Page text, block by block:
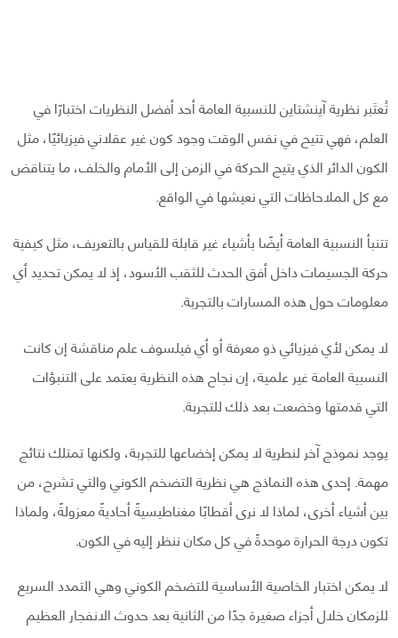
تُعتَبر نظرية آينشتاين للنسبية العامة أحد أفضل النظريات اختبارًا في
العلم، فهي تتيح في نفس الوقت وجود كون غير عقلاني فيزيائيًا، مثل
الكون الدائر الذي يتيح الحركة في الزمن إلى الأمام والخلف، ما يتناقض
مع كل الملاحاظات التي نعيشها في الواقع.
تتنبأ النسبية العامة أيضًا بأشياء غير قابلة للقياس بالتعريف، مثل كيفية
حركة الجسيمات داخل أفق الحدث للثقب الأسود، إذ لا يمكن تحديد أي
معلومات حول هذه المسارات بالتجربة.
لا يمكن لأي فيزيائي ذو معرفة أو أي فيلسوف علم مناقشة إن كانت
النسبية العامة غير علمية، إن نجاح هذه النظرية يعتمد على التنبؤات
التي قدمتها وخضعت بعد ذلك للتجربة.
يوجد نموذج آخر لنطرية لا يمكن إخضاعها للتجربة، ولكنها تمتلك نتائج
مهمة. إحدى هذه النماذج هي نظرية التضخم الكوني والتي تشرح، من
بين أشياء أخرى، لماذا لا نرى أقطابًا مغناطيسيةً أحاديةً معزولةً، ولماذا
تكون درجة الحرارة موحدةً في كل مكان ننظر إليه في الكون.
لا يمكن اختبار الخاصية الأساسية للتضخم الكوني وهي التمدد السريع
للزمكان خلال أجزاء صغيرة جدًا من الثانية بعد حدوث الانفجار العظيم